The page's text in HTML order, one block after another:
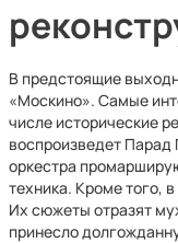
В предстоящие
«Москино». Самые
числе исторические
воспроизведет
оркестра
техника. Кроме того,
Их сюжеты отразят
принесло